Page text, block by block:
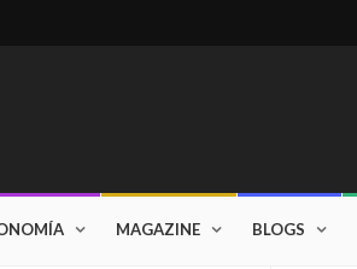
MAGAZINE BLOGS